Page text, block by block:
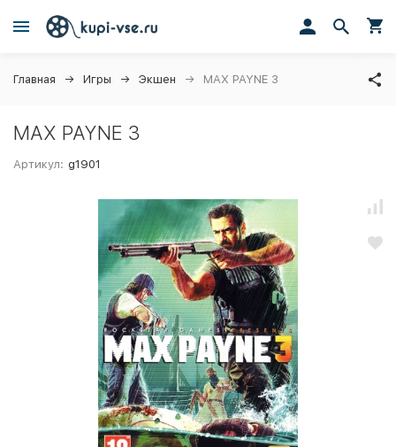
Главная Игры Экшен MAX PAYNE 3
MAX PAYNE 3
Артикул: g1901